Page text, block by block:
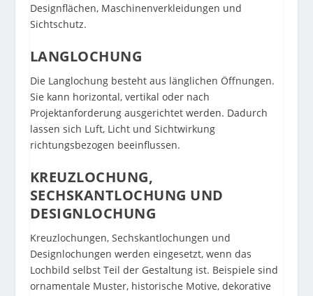
Designflächen, Maschinenverkleidungen und
Sichtschutz.
LANGLOCHUNG
Die Langlochung besteht aus länglichen Öffnungen.
Sie kann horizontal, vertikal oder nach
Projektanforderung ausgerichtet werden. Dadurch
lassen sich Luft, Licht und Sichtwirkung
richtungsbezogen beeinflussen.
KREUZLOCHUNG,
SECHSKANTLOCHUNG UND
DESIGNLOCHUNG
Kreuzlochungen, Sechskantlochungen und
Designlochungen werden eingesetzt, wenn das
Lochbild selbst Teil der Gestaltung ist. Beispiele sind
ornamentale Muster, historische Motive, dekorative